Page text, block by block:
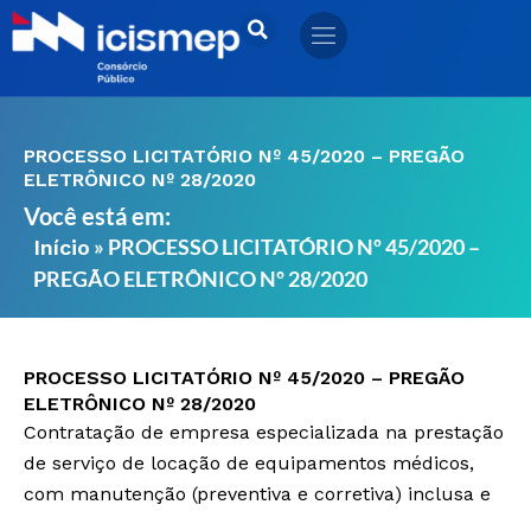
Ir
para
PROCESSO LICITATÓRIO Nº 45/2020 – PREGÃO
ELETRÔNICO Nº 28/2020
Você está em:
Início » PROCESSO LICITATÓRIO Nº 45/2020 –
PREGÃO ELETRÔNICO Nº 28/2020
PROCESSO LICITATÓRIO Nº 45/2020 – PREGÃO
ELETRÔNICO Nº 28/2020
Contratação de empresa especializada na prestação
de serviço de locação de equipamentos médicos,
com manutenção (preventiva e corretiva) inclusa e